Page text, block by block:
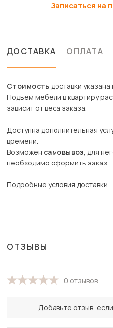
Записаться на
ДОСТАВКА ОПЛАТА
Стоимость доставки
Подъем мебели в квартиру
зависит от веса заказа.
Доступна дополнительная
времени.
Возможен самовывоз, для
необходимо оформить заказ.
Подробные условия доставки
ОТЗЫВЫ
0 отзывов
Добавьте отзыв,